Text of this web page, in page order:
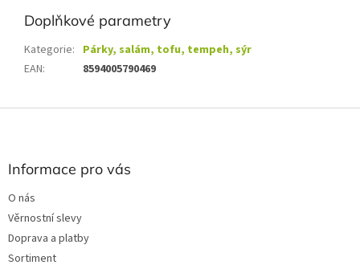
Doplňkové parametry
Kategorie: Párky, salám, tofu, tempeh, sýr
EAN: 8594005790469
Z
Informace pro vás
O nás
Věrnostní slevy
Doprava a platby
Sortiment